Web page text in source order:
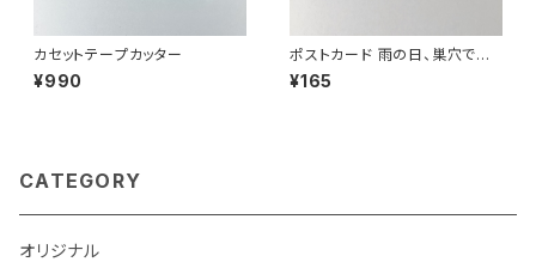
カセットテープカッター
¥990
ポストカード 雨の日、巣穴でじっ
とする
¥165
CATEGORY
オリジナル